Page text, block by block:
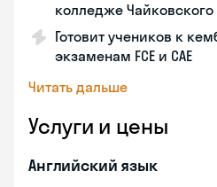
колледже Чайковского
Готовит учеников к
экзаменам FCE и CAE
Читать дальше
Услуги и цены
Английский язык